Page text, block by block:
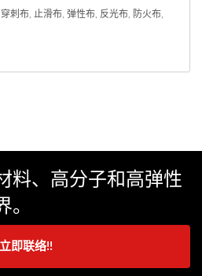
穿刺布 止滑布 弹性布 反光布 防火布
料、高分子和高弹性
立即联络!!